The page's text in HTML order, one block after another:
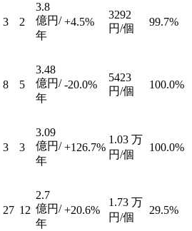
3 2
3.8
億円/
年
+4.5%
3292
円/個
99.7%
8 5
3.48
億円/
年
-20.0%
5423
円/個
100.0%
3 3
3.09
億円/
年
+126.7%
1.03 万
円/個
100.0%
27 12
2.7
億円/
年
+20.6%
1.73 万
円/個
29.5%